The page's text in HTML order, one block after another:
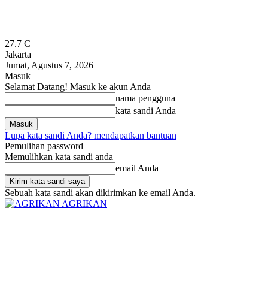
27.7 C
Jakarta
Jumat, Agustus 7, 2026
Masuk
Selamat Datang! Masuk ke akun Anda
nama pengguna
kata sandi Anda
Lupa kata sandi Anda? mendapatkan bantuan
Pemulihan password
Memulihkan kata sandi anda
email Anda
Sebuah kata sandi akan dikirimkan ke email Anda.
AGRIKAN